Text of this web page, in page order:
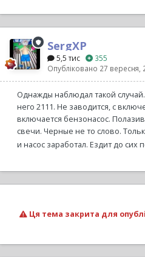
SergXP
5,5 тис
355
Опубліковано 27 вересня,
Однажды наблюдал такой
него 2111. Не заводится, с
включается бензонасос.
свечи. Черные не то слово.
и насос заработал. Ездит до сих
Ця тема закрита для